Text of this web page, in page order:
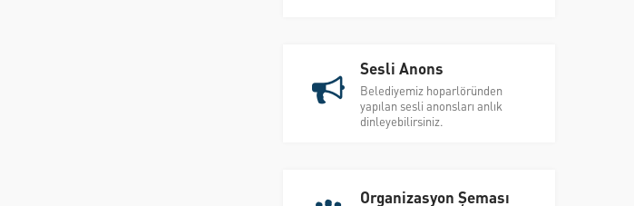
Sesli Anons
Belediyemiz hoparlöründen
yapılan sesli anonsları anlık
dinleyebilirsiniz.
Organizasyon Şeması